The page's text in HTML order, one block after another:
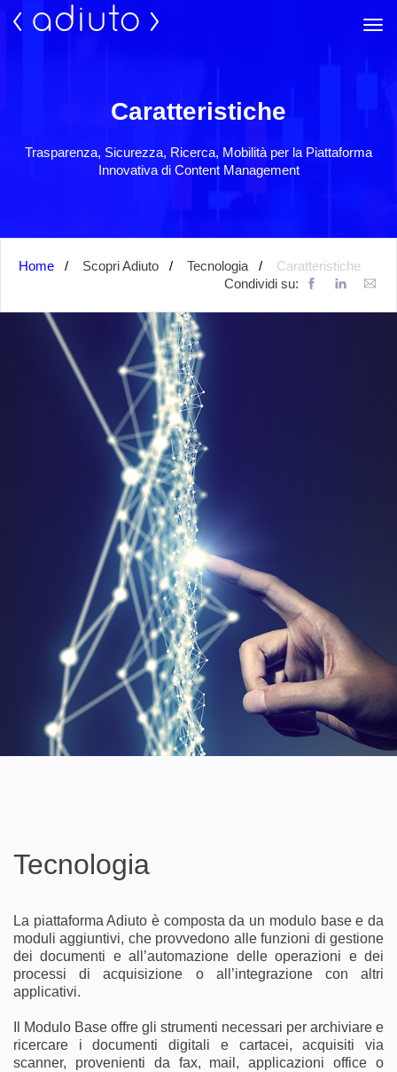
Caratteristiche
Trasparenza, Sicurezza, Ricerca, Mobilità per la Piattaforma
Innovativa di Content Management
Home Scopri Adiuto Tecnologia
Caratteristiche
Condividi su:
Tecnologia
La piattaforma Adiuto è composta da un modulo base e da
moduli aggiuntivi, che provvedono alle funzioni di gestione
dei documenti e all’automazione delle operazioni e dei
processi di acquisizione o all’integrazione con altri
applicativi.
Il Modulo Base offre gli strumenti necessari per archiviare e
ricercare i documenti digitali e cartacei, acquisiti via
scanner, provenienti da fax, mail, applicazioni office o